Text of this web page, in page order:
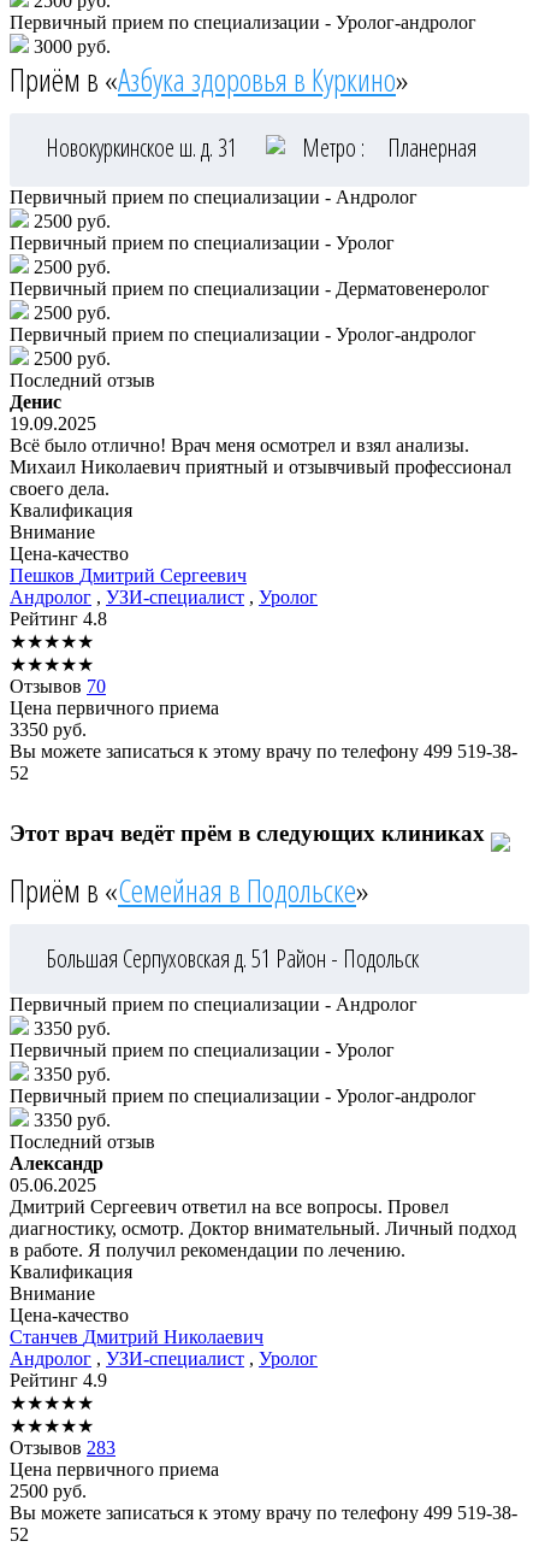
Первичный прием по специализации - Уролог-андролог
3000 руб.
Приём в «Азбука здоровья в Куркино»
Новокуркинское ш. д. 31 Метро : Планерная
Первичный прием по специализации - Андролог
2500 руб.
Первичный прием по специализации - Уролог
2500 руб.
Первичный прием по специализации - Дерматовенеролог
2500 руб.
Первичный прием по специализации - Уролог-андролог
2500 руб.
Последний отзыв
Денис
19.09.2025
Всё было отлично! Врач меня осмотрел и взял анализы.
Михаил Николаевич приятный и отзывчивый профессионал
своего дела.
Квалификация
Внимание
Цена-качество
Пешков Дмитрий Сергеевич
Андролог , УЗИ-специалист , Уролог
Рейтинг 4.8
★★★★★
★★★★★
Отзывов 70
Цена первичного приема
3350 руб.
Вы можете записаться к этому врачу по телефону 499 519-38-
52
Этот врач ведёт прём в следующих клиниках
Приём в «Семейная в Подольске»
Большая Серпуховская д. 51 Район - Подольск
Первичный прием по специализации - Андролог
3350 руб.
Первичный прием по специализации - Уролог
3350 руб.
Первичный прием по специализации - Уролог-андролог
3350 руб.
Последний отзыв
Александр
05.06.2025
Дмитрий Сергеевич ответил на все вопросы. Провел
диагностику, осмотр. Доктор внимательный. Личный подход
в работе. Я получил рекомендации по лечению.
Квалификация
Внимание
Цена-качество
Станчев Дмитрий Николаевич
Андролог , УЗИ-специалист , Уролог
Рейтинг 4.9
★★★★★
★★★★★
Отзывов 283
Цена первичного приема
2500 руб.
Вы можете записаться к этому врачу по телефону 499 519-38-
52